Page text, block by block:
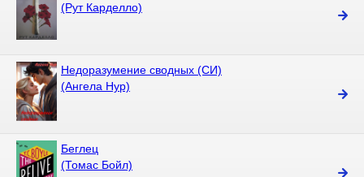
(Рут Карделло)
Недоразумение сводных (СИ)
(Ангела Нур)
Беглец
(Томас Бойл)